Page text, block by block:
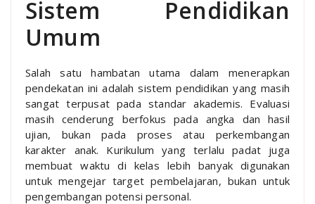
Sistem Pendidikan
Umum
Salah satu hambatan utama dalam menerapkan
pendekatan ini adalah sistem pendidikan yang masih
sangat terpusat pada standar akademis. Evaluasi
masih cenderung berfokus pada angka dan hasil
ujian, bukan pada proses atau perkembangan
karakter anak. Kurikulum yang terlalu padat juga
membuat waktu di kelas lebih banyak digunakan
untuk mengejar target pembelajaran, bukan untuk
pengembangan potensi personal.